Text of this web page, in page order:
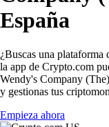
España
¿Buscas una
la app de Crypto.com
Wendy's Company
y gestionas tus
Empieza ahora